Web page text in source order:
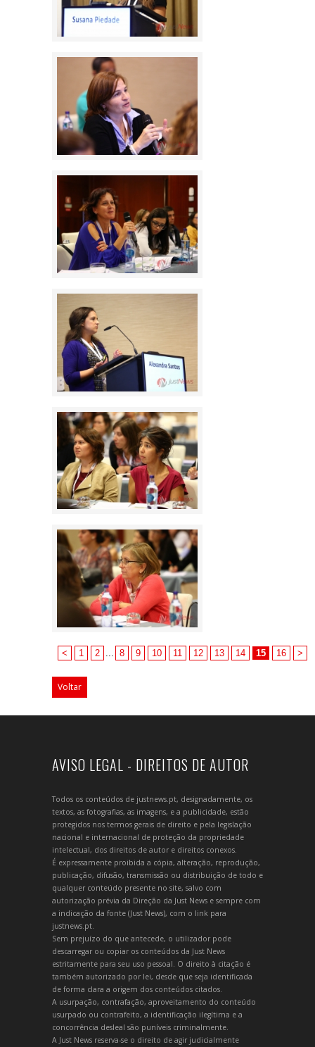
< 1 2 ... 8 9 10 11 12 13 14 15 16 >
Voltar
AVISO LEGAL - DIREITOS DE AUTOR
Todos os conteúdos de justnews.pt, designadamente, os
textos, as fotografias, as imagens, e a publicidade, estão
protegidos nos termos gerais de direito e pela legislação
nacional e internacional de proteção da propriedade
intelectual, dos direitos de autor e direitos conexos.
É expressamente proibida a cópia, alteração, reprodução,
publicação, difusão, transmissão ou distribuição de todo e
qualquer conteúdo presente no site, salvo com
autorização prévia da Direção da Just News e sempre com
a indicação da fonte (Just News), com o link para
justnews.pt.
Sem prejuízo do que antecede, o utilizador pode
descarregar ou copiar os conteúdos da Just News
estritamente para seu uso pessoal. O direito à citação é
também autorizado por lei, desde que seja identificada
de forma clara a origem dos conteúdos citados.
A usurpação, contrafação, aproveitamento do conteúdo
usurpado ou contrafeito, a identificação ilegítima e a
concorrência desleal são puníveis criminalmente.
A Just News reserva-se o direito de agir judicialmente